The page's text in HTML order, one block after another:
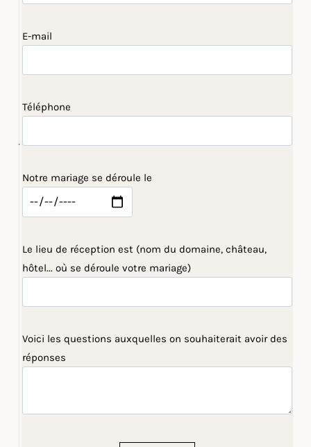
E-mail
Téléphone
Notre mariage se déroule le
Le lieu de réception est (nom du domaine, château,
hôtel... où se déroule votre mariage)
Voici les questions auxquelles on souhaiterait avoir des
réponses